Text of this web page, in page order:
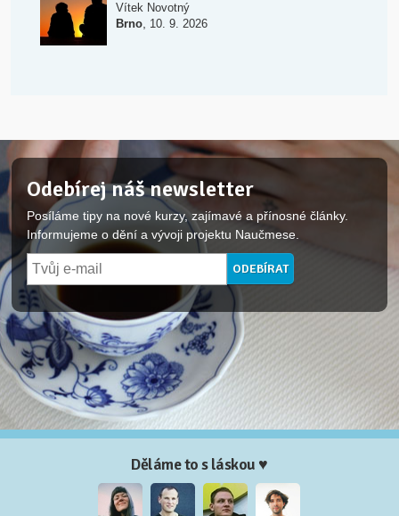
Vítek Novotný
Brno, 10. 9. 2026
Odebírej náš newsletter
Posíláme tipy na nové kurzy, zajímavé a přínosné články.
Informujeme o dění a vývoji projektu Naučmese.
Děláme to s láskou ♥